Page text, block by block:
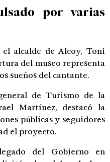
por varias
alcalde de Alcoy, Toni
del museo representa
sueños del cantante.
de Turismo de la
Martínez, destacó la
públicas y seguidores
el proyecto.
del Gobierno en